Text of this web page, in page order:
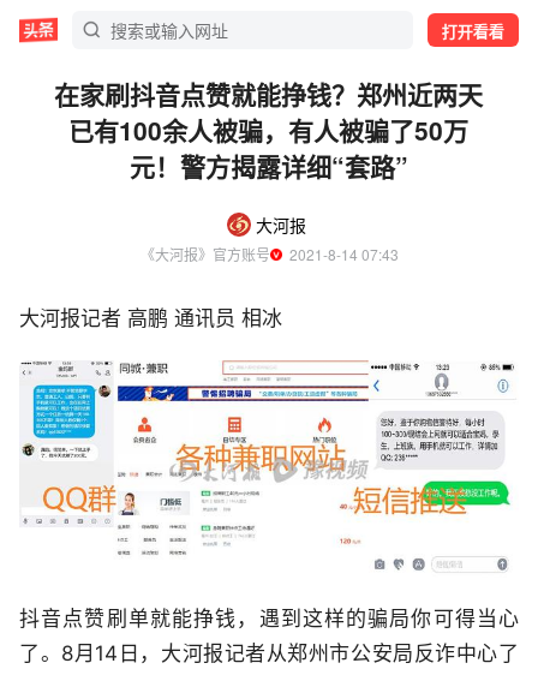
打开看看
在家刷抖音点赞就能挣钱？郑州近两天
已有100余人被骗，有人被骗了50万
元！警方揭露详细“套路”
大河报
《大河报》官方账号
  2021-8-14 07:43
大河报记者 高鹏 通讯员 相冰
抖音点赞刷单就能挣钱，遇到这样的骗局你可得当心
了。8月14日，大河报记者从郑州市公安局反诈中心了